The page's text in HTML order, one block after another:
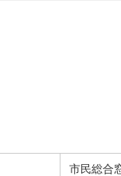
市民総合